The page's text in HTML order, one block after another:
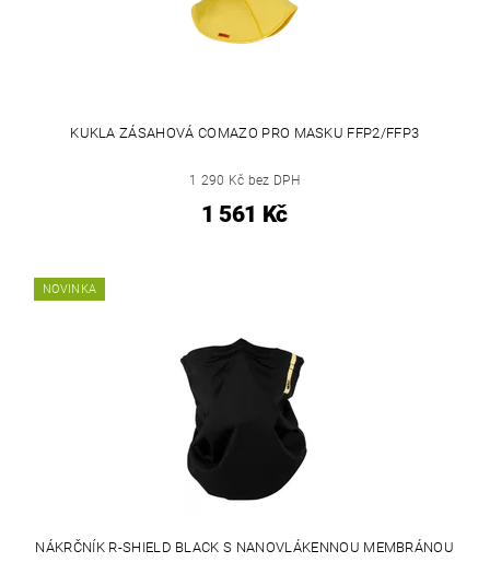
KUKLA ZÁSAHOVÁ COMAZO PRO MASKU FFP2/FFP3
1 290 Kč bez DPH
1 561 Kč
NOVINKA
NÁKRČNÍK R-SHIELD BLACK S NANOVLÁKENNOU MEMBRÁNOU